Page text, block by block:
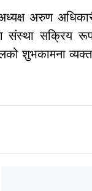
अरुण
संस्था सक्रिय
शुभकामना